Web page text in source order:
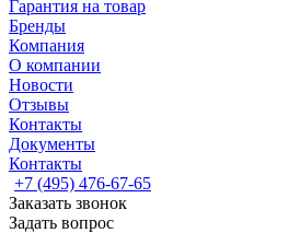
Гарантия на товар
Бренды
Компания
О компании
Новости
Отзывы
Контакты
Документы
Контакты
+7 (495) 476-67-65
Заказать звонок
Задать вопрос